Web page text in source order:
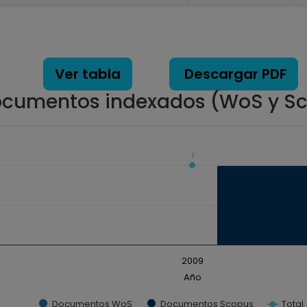
Ver tabla Descargar PDF
indexados (WoS y
Data ranges from 0 to 1.
Año
1
Documentos WoS Documentos Scopus Total
2009